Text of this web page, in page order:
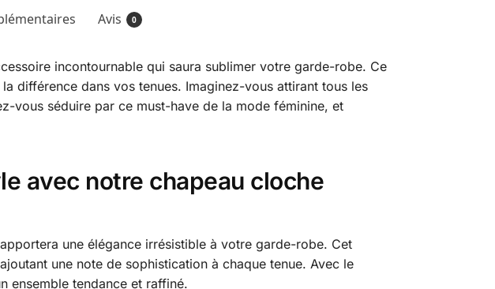
Avis 0
incontournable qui saura sublimer votre garde-robe. Ce
différence dans vos tenues. Imaginez-vous attirant tous les
vous séduire par ce must-have de la mode féminine, et
avec notre chapeau cloche
une élégance irrésistible à votre garde-robe. Cet
une note de sophistication à chaque tenue. Avec le
ensemble tendance et raffiné.